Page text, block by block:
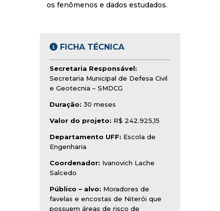
os fenômenos e dados estudados.
FICHA TÉCNICA
Secretaria Responsável:
Secretaria Municipal de Defesa Civil
e Geotecnia – SMDCG
Duração: 30 meses
Valor do projeto: R$ 242.925,15
Departamento UFF: Escola de
Engenharia
Coordenador: Ivanovich Lache
Salcedo
Público – alvo: Moradores de
favelas e encostas de Niterói que
possuem áreas de risco de